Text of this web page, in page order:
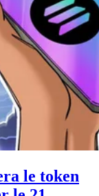
le token